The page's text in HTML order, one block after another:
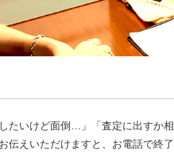
たいけど面倒…」「査定に出すか
えいただけますと、お電話で終